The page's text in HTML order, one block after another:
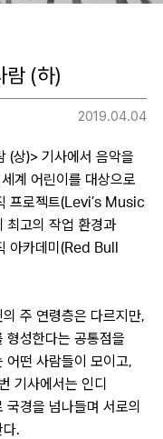
람 (하)
2019.04.04
(상)> 기사에서 음악을
계 어린이를 대상으로
프로젝트(Levi’s Music
최고의 작업 환경과
아카데미(Red Bull
주 연령층은 다르지만,
형성한다는 공통점을
어떤 사람들이 모이고,
기사에서는 인디
경을 넘나들며 서로의
다.